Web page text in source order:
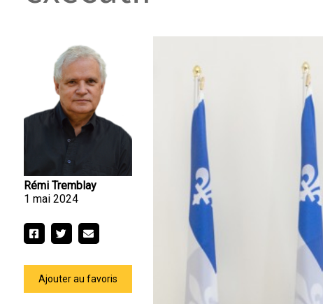
Rémi Tremblay
1 mai 2024
Ajouter au favoris